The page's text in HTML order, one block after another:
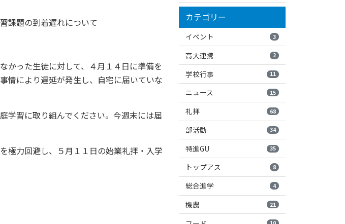
課題の到着遅れについて
かった生徒に対して、４月１４日に準備を
情により遅延が発生し、自宅に届いていな
学習に取り組んでください。今週末には届
極力回避し、５月１１日の始業礼拝・入学
カテゴリー
イベント 3
高大連携 2
学校行事 11
ニュース 15
礼拝 68
部活動 34
特進GU 35
トップアス 8
総合進学 4
機農 21